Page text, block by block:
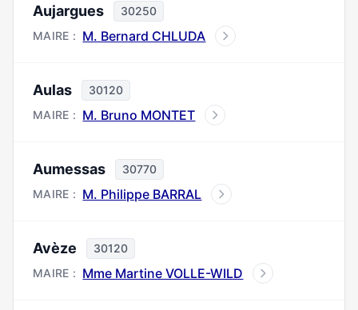
Aujargues
30250
MAIRE : M. Bernard CHLUDA
Aulas
30120
MAIRE : M. Bruno MONTET
Aumessas
30770
MAIRE : M. Philippe BARRAL
Avèze
30120
MAIRE : Mme Martine VOLLE-WILD